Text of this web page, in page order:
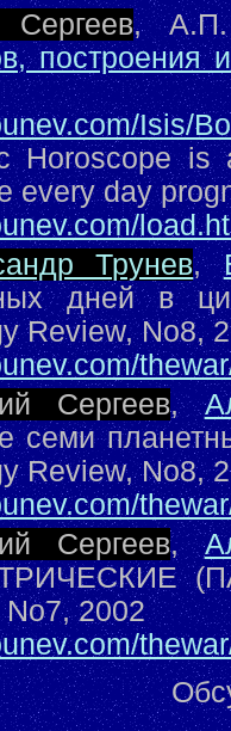
,
построения
Isis/
Horoscope
every day
Трунев,
дней в
Review, No8,
Сергеев,
семи
Review, No8,
Сергеев,
No7, 2002